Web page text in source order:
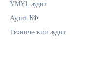
YMYL аудит
Аудит КФ
Технический аудит